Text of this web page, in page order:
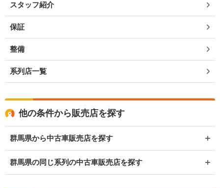
スタッフ紹介
保証
整備
系列店一覧
他の条件から販売店を探す
群馬県から中古車販売店を探す
群馬県の同じ系列の中古車販売店を探す